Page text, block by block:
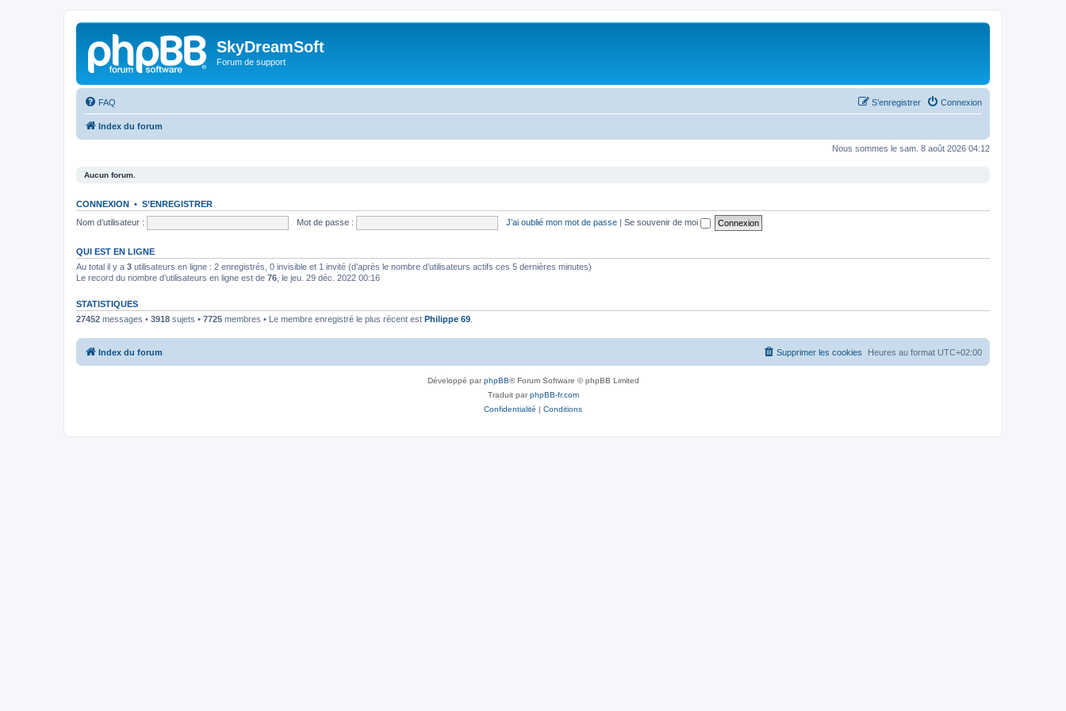
SkyDreamSoft
Forum de support
FAQ Connexion
S’enregistrer
Index du forum
Nous sommes le sam. 8 août 2026 04:12
Aucun forum.
CONNEXION • S’ENREGISTRER
Nom d’utilisateur :
Mot de passe : J’ai oublié mon mot de passe | Se souvenir de moi
QUI EST EN LIGNE
Au total il y a 3 utilisateurs en ligne : 2 enregistrés, 0 invisible et 1 invité (d’après le nombre d’utilisateurs actifs ces 5 dernières minutes)
Le record du nombre d’utilisateurs en ligne est de 76 , le jeu. 29 déc. 2022 00:16
STATISTIQUES
27452 messages • 3918 sujets • 7725 membres • Le membre enregistré le plus récent est Philippe 69
Index du forum Heures au format UTC+02:00
Supprimer les cookies
Développé parphpBB® Forum Software © phpBB Limited
Traduit parphpBB-fr.com
Confidentialité | Conditions